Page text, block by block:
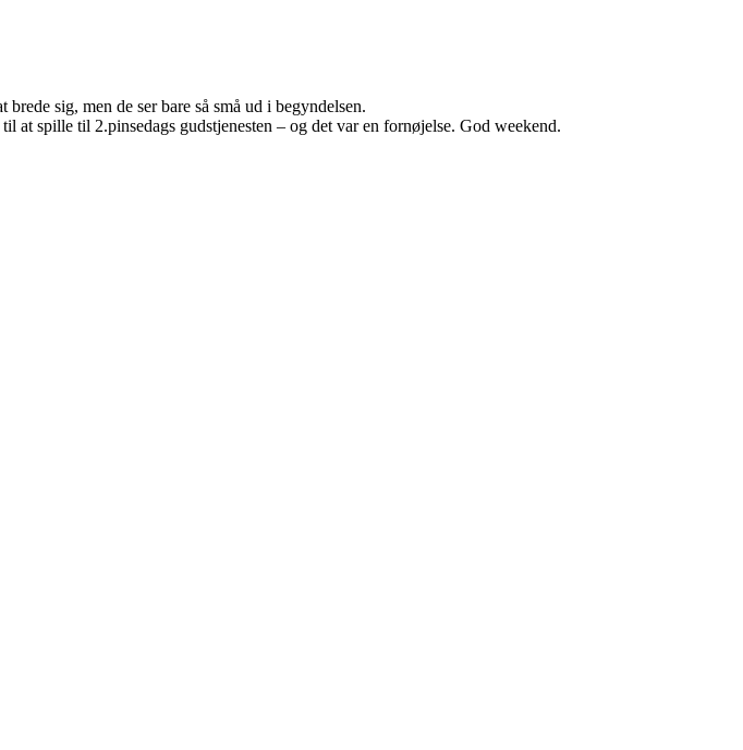
sig, men de ser bare så små ud i begyndelsen.
spille til 2.pinsedags gudstjenesten – og det var en fornøjelse. God weekend.